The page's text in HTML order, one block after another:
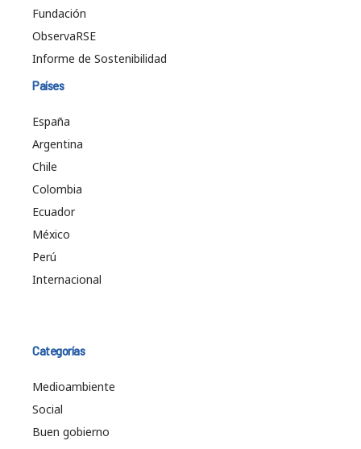
Fundación
ObservaRSE
Informe de Sostenibilidad
Países
España
Argentina
Chile
Colombia
Ecuador
México
Perú
Internacional
Categorías
Medioambiente
Social
Buen gobierno